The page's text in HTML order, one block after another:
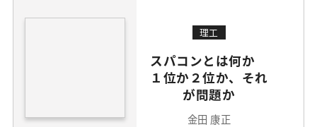
理工
スパコンとは何か
１位か２位か、それ
が問題か
金田 康正